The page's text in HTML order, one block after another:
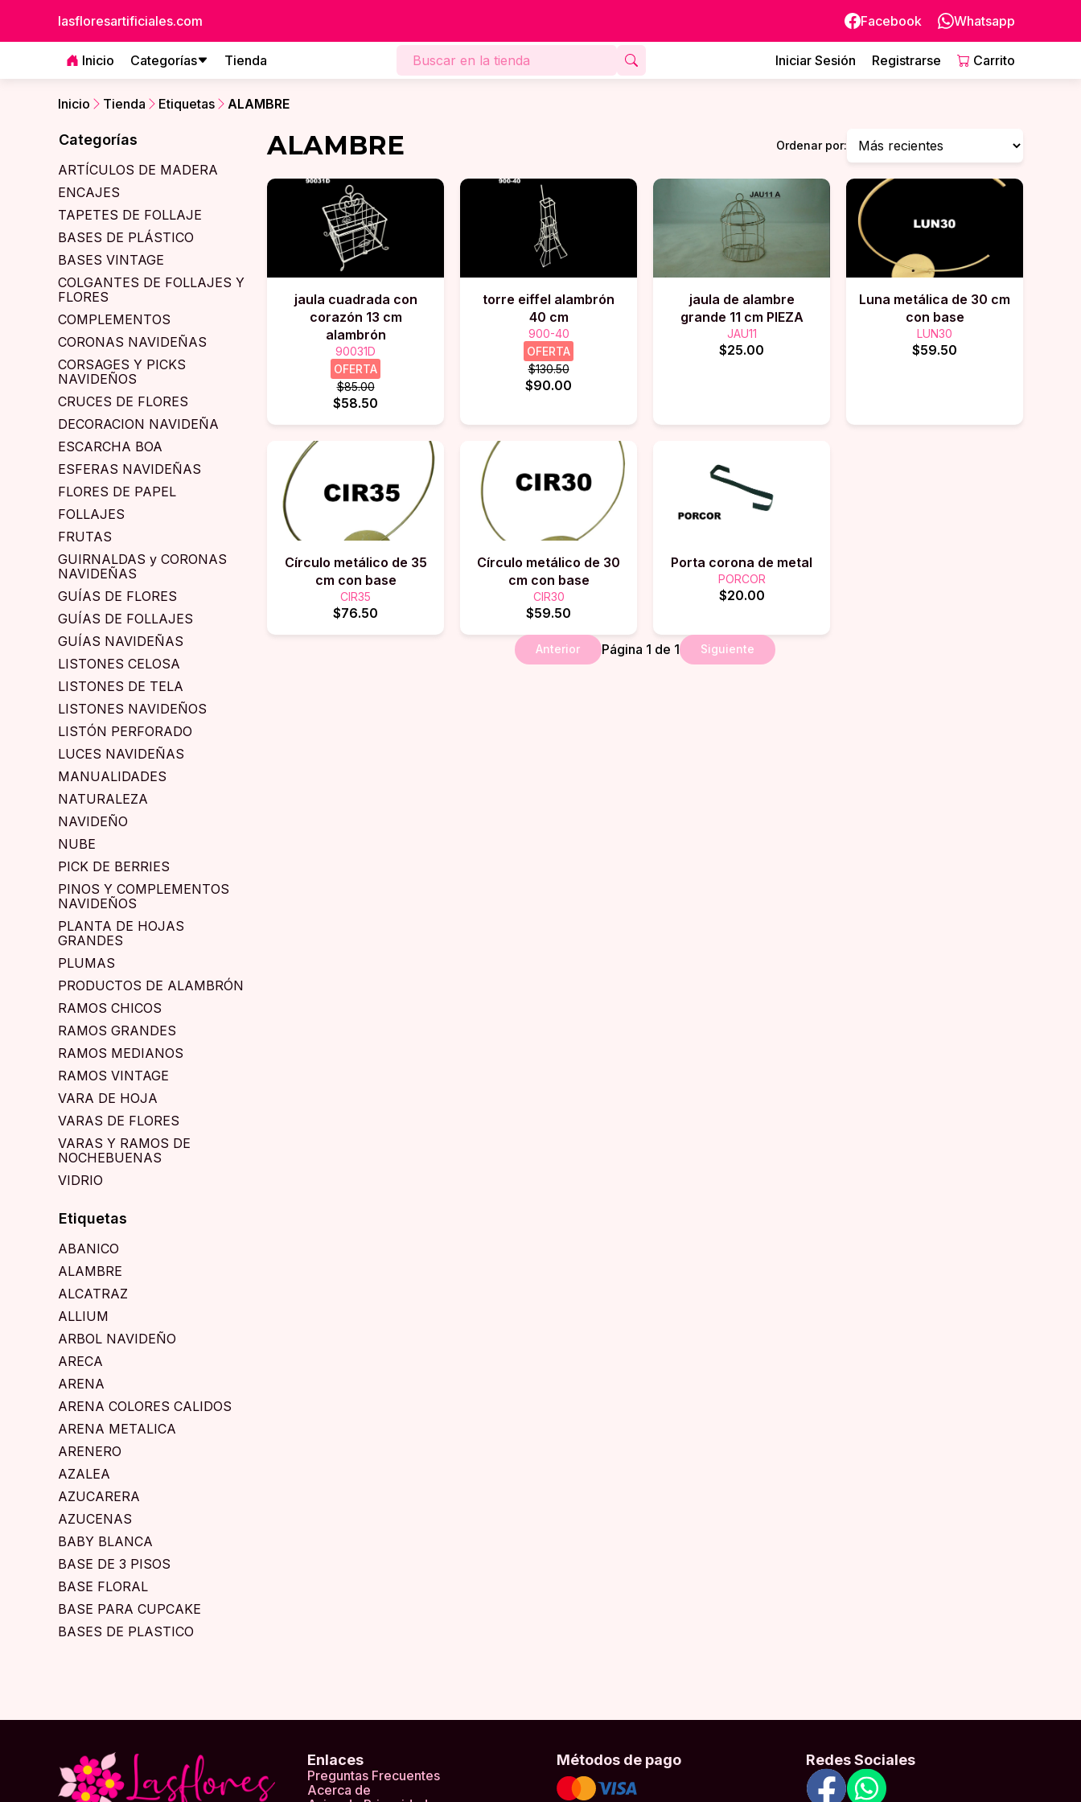
lasfloresartificiales.com Facebook Whatsapp
Inicio Categorías Tienda Iniciar Sesión Registrarse Carrito
Inicio Tienda Etiquetas ALAMBRE
Categorías
ARTÍCULOS DE MADERA
ENCAJES
TAPETES DE FOLLAJE
BASES DE PLÁSTICO
BASES VINTAGE
COLGANTES DE FOLLAJES Y
FLORES
COMPLEMENTOS
CORONAS NAVIDEÑAS
CORSAGES Y PICKS
NAVIDEÑOS
CRUCES DE FLORES
DECORACION NAVIDEÑA
ESCARCHA BOA
ESFERAS NAVIDEÑAS
FLORES DE PAPEL
FOLLAJES
FRUTAS
GUIRNALDAS y CORONAS
NAVIDEÑAS
GUÍAS DE FLORES
GUÍAS DE FOLLAJES
GUÍAS NAVIDEÑAS
LISTONES CELOSA
LISTONES DE TELA
LISTONES NAVIDEÑOS
LISTÓN PERFORADO
LUCES NAVIDEÑAS
MANUALIDADES
NATURALEZA
NAVIDEÑO
NUBE
PICK DE BERRIES
PINOS Y COMPLEMENTOS
NAVIDEÑOS
PLANTA DE HOJAS
GRANDES
PLUMAS
PRODUCTOS DE ALAMBRÓN
RAMOS CHICOS
RAMOS GRANDES
RAMOS MEDIANOS
RAMOS VINTAGE
VARA DE HOJA
VARAS DE FLORES
VARAS Y RAMOS DE
NOCHEBUENAS
VIDRIO
Etiquetas
ABANICO
ALAMBRE
ALCATRAZ
ALLIUM
ARBOL NAVIDEÑO
ARECA
ARENA
ARENA COLORES CALIDOS
ARENA METALICA
ARENERO
AZALEA
AZUCARERA
AZUCENAS
BABY BLANCA
BASE DE 3 PISOS
BASE FLORAL
BASE PARA CUPCAKE
BASES DE PLASTICO
BOLA NATURAL
BOLSAS
BOLSAS MEDIANA
ALAMBRE Ordenar por:
jaula cuadrada con
corazón 13 cm
alambrón
90031D
OFERTA
$85.00
$58.50
torre eiffel alambrón
40 cm
900-40
OFERTA
$130.50
$90.00
jaula de alambre
grande 11 cm PIEZA
JAU11
$25.00
Luna metálica de 30 cm
con base
LUN30
$59.50
Círculo metálico de 35
cm con base
CIR35
$76.50
Círculo metálico de 30
cm con base
CIR30
$59.50
Porta corona de metal
PORCOR
$20.00
Anterior Página 1 de 1 Siguiente
Enlaces
Preguntas Frecuentes
Acerca de
Métodos de pago Redes Sociales